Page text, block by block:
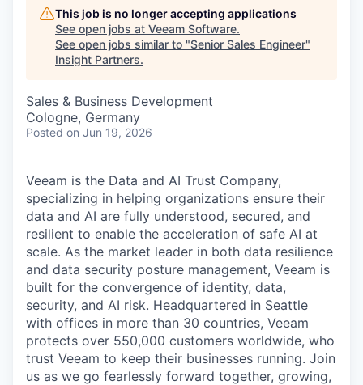
This job is no longer accepting applications
See open jobs at Veeam Software.
See open jobs similar to "Senior Sales Engineer"
Insight Partners.
Sales & Business Development
Cologne, Germany
Posted on Jun 19, 2026
Veeam is the Data and AI Trust Company,
specializing in helping organizations ensure their
data and AI are fully understood, secured, and
resilient to enable the acceleration of safe AI at
scale. As the market leader in both data resilience
and data security posture management, Veeam is
built for the convergence of identity, data,
security, and AI risk. Headquartered in Seattle
with offices in more than 30 countries, Veeam
protects over 550,000 customers worldwide, who
trust Veeam to keep their businesses running. Join
us as we go fearlessly forward together, growing,